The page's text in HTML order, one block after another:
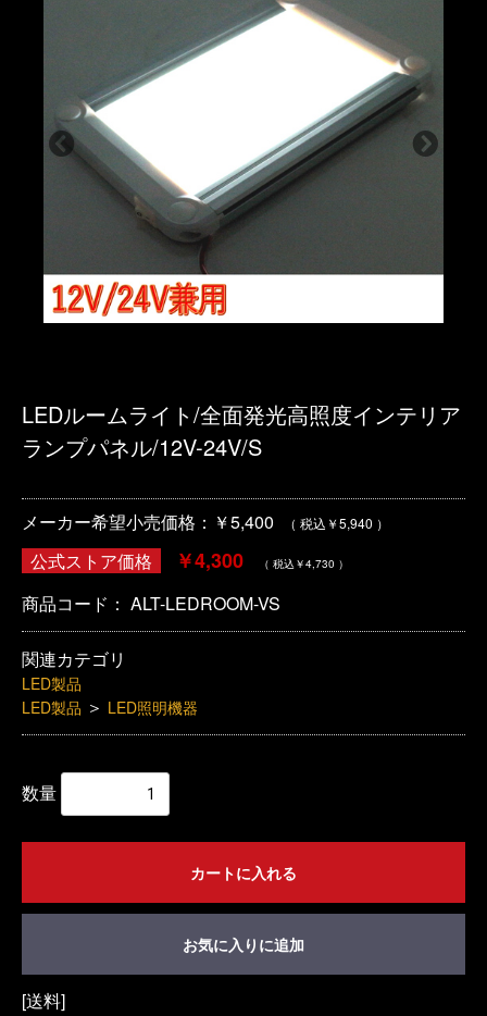
LEDルームライト/全面発光高照度インテリア
ランプパネル/12V-24V/S
メーカー希望小売価格：￥5,400 （ 税込￥5,940 ）
公式ストア価格 ￥4,300 （ 税込￥4,730 ）
商品コード： ALT-LEDROOM-VS
関連カテゴリ
LED製品
LED製品 ＞ LED照明機器
数量
カートに入れる
お気に入りに追加
[送料]